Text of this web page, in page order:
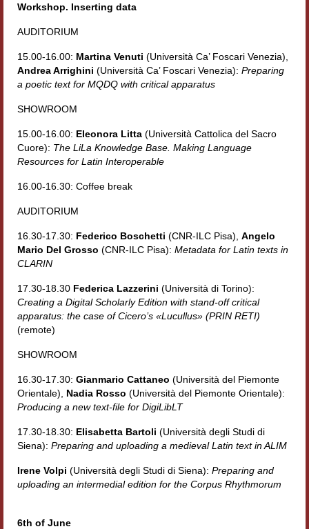
Workshop. Inserting data
AUDITORIUM
15.00-16.00: Martina Venuti (Università Ca’ Foscari Venezia),
Andrea Arrighini (Università Ca’ Foscari Venezia): Preparing
a poetic text for MQDQ with critical apparatus
SHOWROOM
15.00-16.00: Eleonora Litta (Università Cattolica del Sacro
Cuore): The LiLa Knowledge Base. Making Language
Resources for Latin Interoperable
16.00-16.30: Coffee break
AUDITORIUM
16.30-17.30: Federico Boschetti (CNR-ILC Pisa), Angelo
Mario Del Grosso (CNR-ILC Pisa): Metadata for Latin texts in
CLARIN
17.30-18.30 Federica Lazzerini (Università di Torino):
Creating a Digital Scholarly Edition with stand-off critical
apparatus: the case of Cicero’s «Lucullus» (PRIN RETI)
(remote)
SHOWROOM
16.30-17.30: Gianmario Cattaneo (Università del Piemonte
Orientale), Nadia Rosso (Università del Piemonte Orientale):
Producing a new text-file for DigiLibLT
17.30-18.30: Elisabetta Bartoli (Università degli Studi di
Siena): Preparing and uploading a medieval Latin text in ALIM
Irene Volpi (Università degli Studi di Siena): Preparing and
uploading an intermedial edition for the Corpus Rhythmorum
6th of June